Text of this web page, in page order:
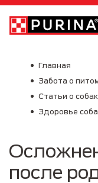
Skip to main content
Главная
Забота о
Статьи о
Здоровье
после